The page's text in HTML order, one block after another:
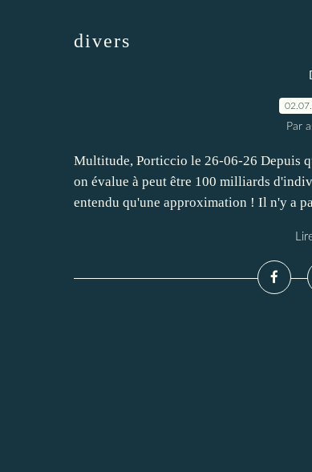
divers
Par
Multitude, Porticcio le 26-06-26 Depuis
on évalue à peut être 100 milliards
entendu qu'une approximation ! Il n'y a